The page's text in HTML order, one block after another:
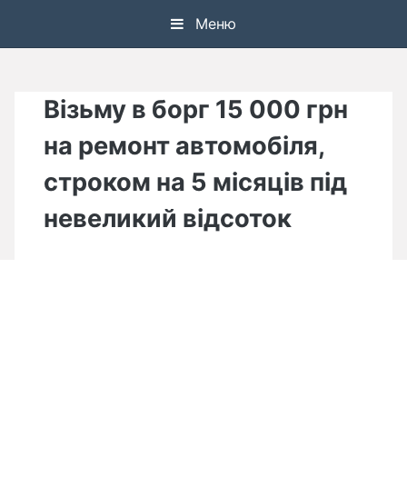
Меню
Візьму в борг 15 000 грн
на ремонт автомобіля,
строком на 5 місяців під
невеликий відсоток